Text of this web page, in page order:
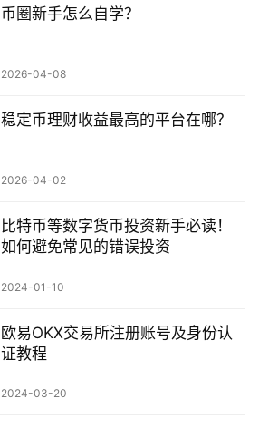
币圈新手怎么自学？
2026-04-08
稳定币理财收益最高的平台在哪？
2026-04-02
比特币等数字货币投资新手必读！
如何避免常见的错误投资
2024-01-10
欧易OKX交易所注册账号及身份认
证教程
2024-03-20